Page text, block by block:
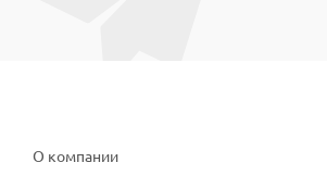
О компании